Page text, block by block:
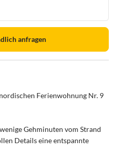
anfragen
Ferienwohnung Nr. 9
Gehminuten vom Strand
Details eine entspannte